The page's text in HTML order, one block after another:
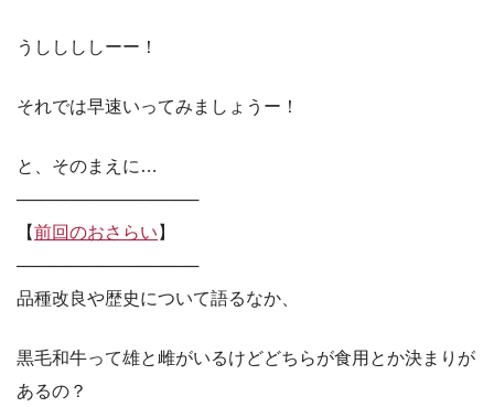
うししししーー！
それでは早速いってみましょうー！
と、そのまえに…
───────────────
【前回のおさらい 】
───────────────
品種改良や歴史について語るなか、
黒毛和牛って雄と雌がいるけどどちらが食用とか決まりが
あるの？